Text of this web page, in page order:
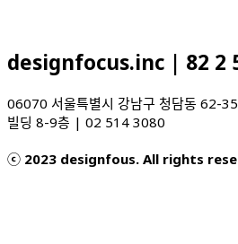
designfocus.inc | 82 2
06070 서울특별시 강남구 청담동 62-
빌딩 8-9층 |
ⓒ 2023 designfous. All rights